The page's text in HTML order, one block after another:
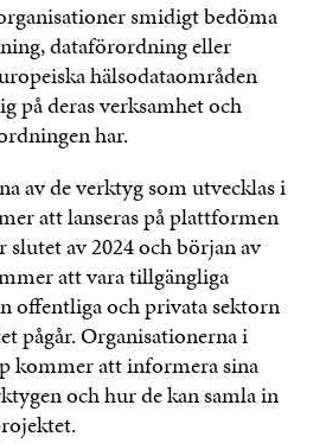
smidigt bedöma
dataförordning eller
hälsodataområden
på deras verksamhet och
har.
av de verktyg som utvecklas i
att lanseras på plattformen
slutet av 2024 och början av
att vara tillgängliga
offentliga och privata sektorn
pågår. Organisationerna i
kommer att informera sina
och hur de kan samla in